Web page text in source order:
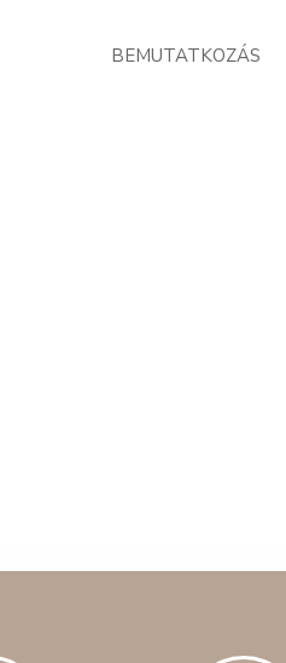
BEMUTATKOZÁS